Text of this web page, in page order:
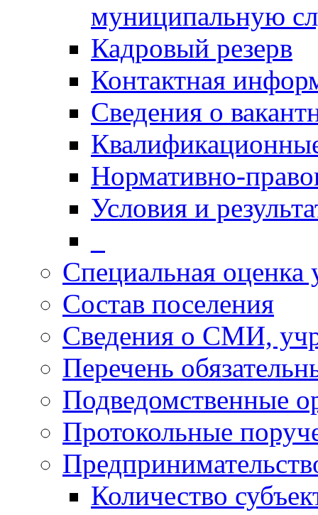
муниципальную
Кадровый резерв
Контактная
Сведения о
Нормативно-
Условия и
Специальная оценка
Состав поселения
Сведения о СМИ,
Перечень
Подведомственные
Протокольные
Количество